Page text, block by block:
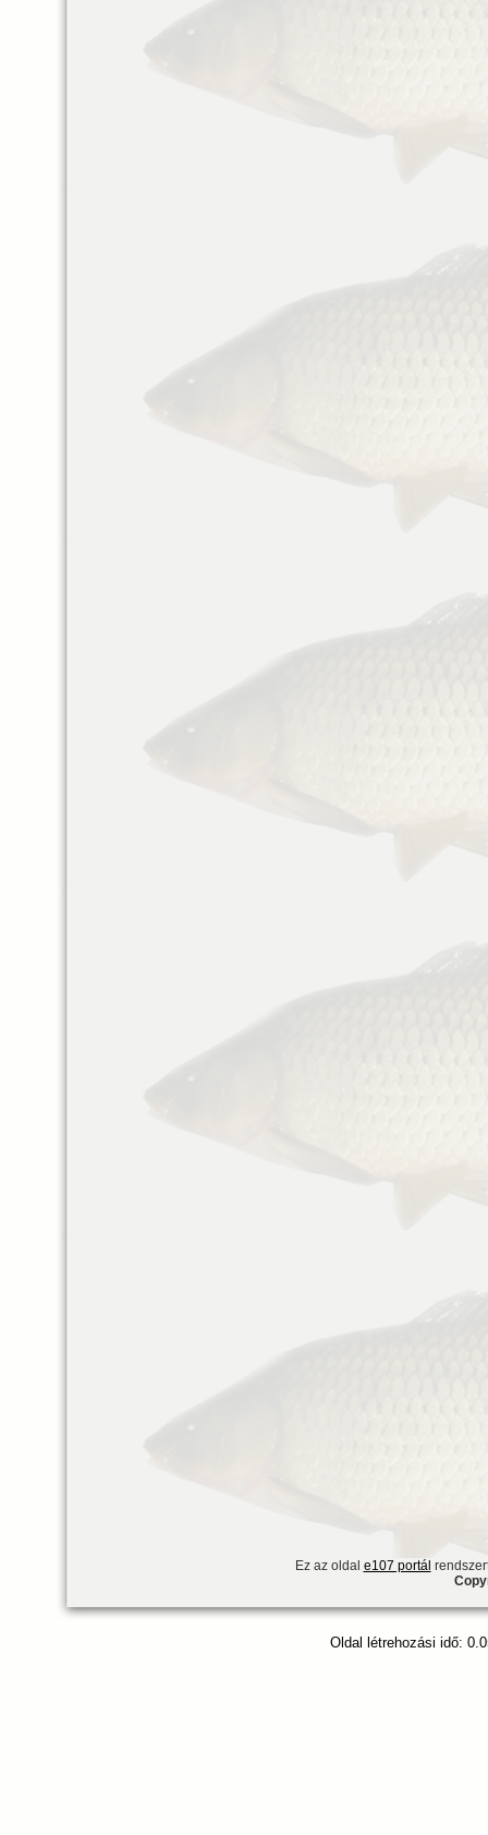
Ez az oldal e107 portál
Oldal létrehozási idő: